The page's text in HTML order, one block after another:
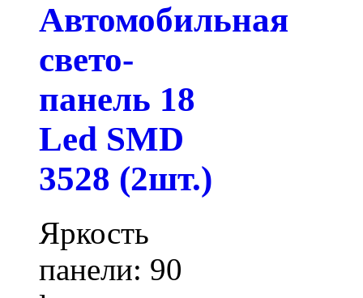
Автомобильная
свето-
панель 18
Led SMD
3528 (2шт.)
Яркость
панели: 90